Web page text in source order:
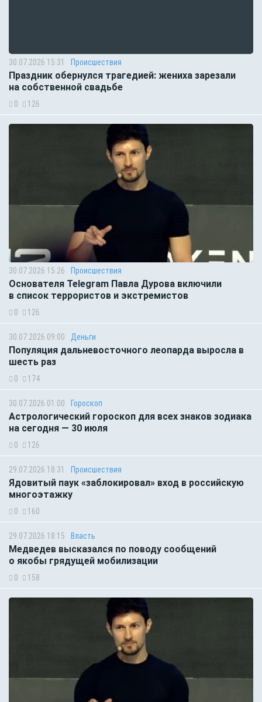
30.07.2026 15:31 Происшествия
Праздник обернулся трагедией: жениха зарезали
на собственной свадьбе
0 126
30.07.2026 15:26 Происшествия
Основателя Telegram Павла Дурова включили
в список террористов и экстремистов
0 126
30.07.2026 09:00 Деньги
Популяция дальневосточного леопарда выросла в
шесть раз
0 174
30.07.2026 01:00 Гороскоп
Астрологический гороскоп для всех знаков зодиака
на сегодня — 30 июля
0 126
29.07.2026 18:31 Происшествия
Ядовитый паук «заблокировал» вход в российскую
многоэтажку
0 160
29.07.2026 18:15 Власть
Медведев высказался по поводу сообщений
о якобы грядущей мобилизации
0 158